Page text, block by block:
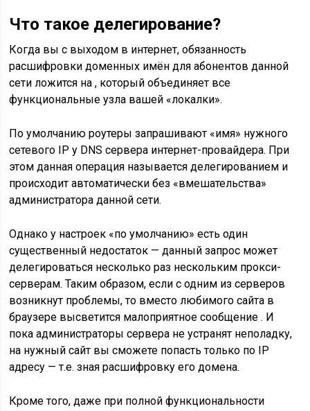
Что такое делегирование?
Когда вы с выходом в интернет, обязанность
расшифровки доменных имён для абонентов данной
сети ложится на , который объединяет все
функциональные узла вашей «локалки».
По умолчанию роутеры запрашивают «имя» нужного
сетевого IP у DNS сервера интернет-провайдера. При
этом данная операция называется делегированием и
происходит автоматически без «вмешательства»
администратора данной сети.
Однако у настроек «по умолчанию» есть один
существенный недостаток — данный запрос может
делегироваться несколько раз нескольким прокси-
серверам. Таким образом, если с одним из серверов
возникнут проблемы, то вместо любимого сайта в
браузере высветится малоприятное сообщение . И
пока администраторы сервера не устранят неполадку,
на нужный сайт вы сможете попасть только по IP
адресу — т.е. зная расшифровку его домена.
Кроме того, даже при полной функциональности